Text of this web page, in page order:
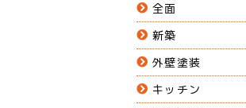
全面
新築
外壁塗装
キッチン